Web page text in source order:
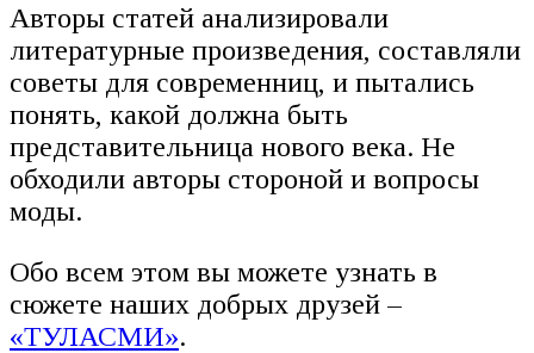
Авторы статей анализировали
литературные произведения, составляли
советы для современниц, и пытались
понять, какой должна быть
представительница нового века. Не
обходили авторы стороной и вопросы
моды.
Обо всем этом вы можете узнать в
сюжете наших добрых друзей –
«ТУЛАСМИ».